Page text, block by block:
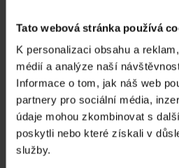
Tato webová stránka používá
K personalizaci obsahu a
médií a analýze naší
Informace o tom, jak náš web
partnery pro sociální média,
údaje mohou zkombinovat s
poskytli nebo které získali v
služby.
ZOBRAZIT
VÍCE OD